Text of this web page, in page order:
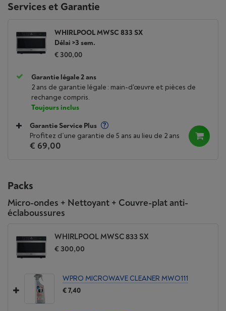
Services et Garantie
WHIRLPOOL MWSC 833 SX
Délai >3 sem.
€ 300,00
Garantie légale 2 ans
2 ans de garantie légale : main-d'œuvre et pièces de
rechange compris.
Toujours inclus
Garantie Service Plus
Profitez d´une garantie de 5 ans au lieu de 2 ans
€ 69,00
Packs
Micro-ondes + Nettoyant + Couvre-plat anti-
éclaboussures
WHIRLPOOL MWSC 833 SX
€ 300,00
WPRO MICROWAVE CLEANER MWO111
€ 7,40